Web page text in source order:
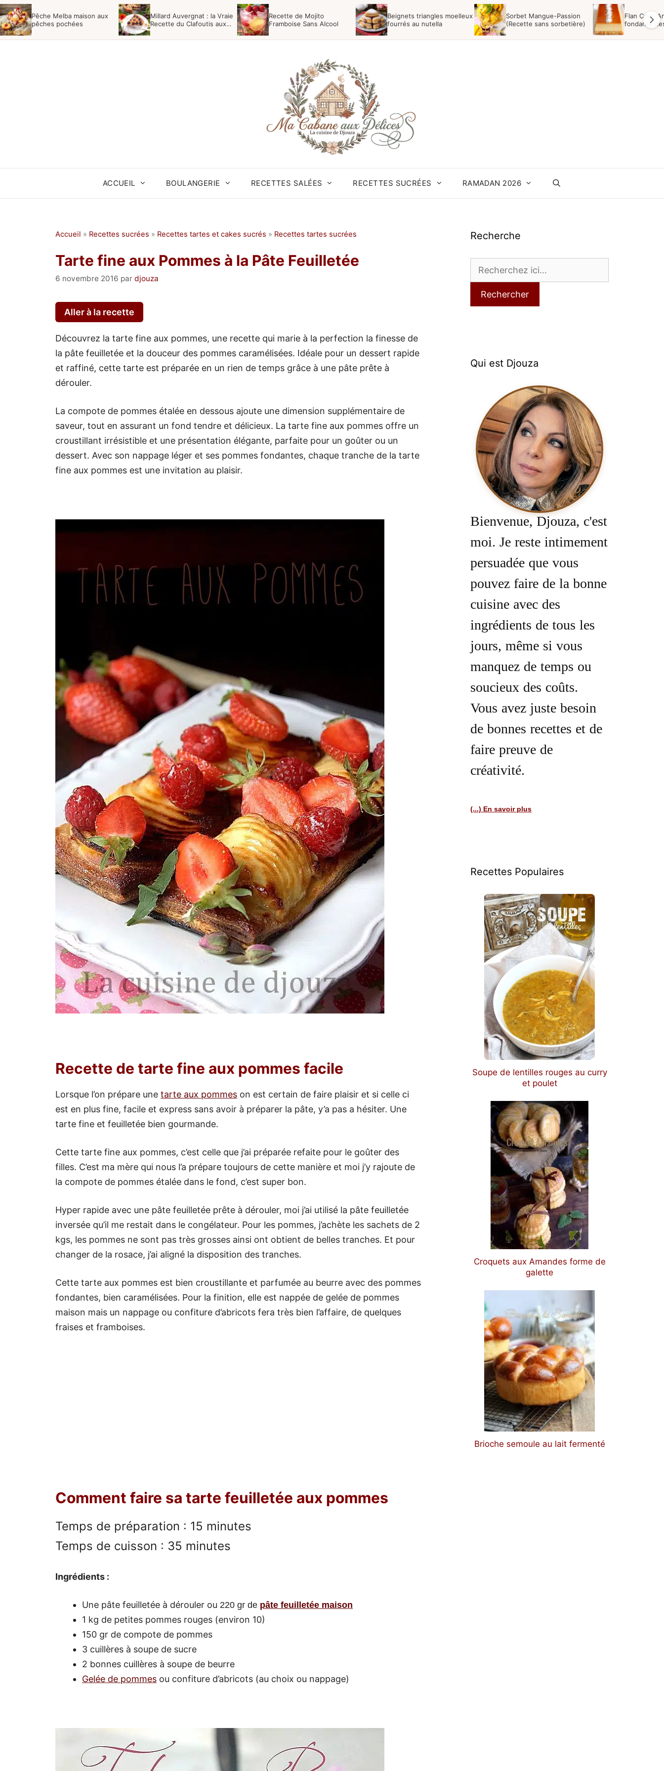
Aller
au
contenu
Pêche Melba maison aux
pêches pochées
Millard Auvergnat : la Vraie
Recette du Clafoutis aux
Recette de Mojito
Framboise Sans Alcool
Beignets triangles moelleux
fourrés au nutella
Sorbet Mangue-Passion
(Recette sans sorbetière)
Flan Coco
fondante
ACCUEIL BOULANGERIE RECETTES SALÉES RECETTES SUCRÉES RAMADAN 2026
Accueil » Recettes sucrées » Recettes tartes et cakes sucrés » Recettes tartes sucrées
Tarte fine aux Pommes à la Pâte Feuilletée
6 novembre 2016 par djouza
Aller à la recette
Découvrez la tarte fine aux pommes, une recette qui marie à la perfection la finesse de
la pâte feuilletée et la douceur des pommes caramélisées. Idéale pour un dessert rapide
et raffiné, cette tarte est préparée en un rien de temps grâce à une pâte prête à
dérouler.
La compote de pommes étalée en dessous ajoute une dimension supplémentaire de
saveur, tout en assurant un fond tendre et délicieux. La tarte fine aux pommes offre un
croustillant irrésistible et une présentation élégante, parfaite pour un goûter ou un
dessert. Avec son nappage léger et ses pommes fondantes, chaque tranche de la tarte
fine aux pommes est une invitation au plaisir.
Recette de tarte fine aux pommes facile
Lorsque l’on prépare une tarte aux pommes on est certain de faire plaisir et si celle ci
est en plus fine, facile et express sans avoir à préparer la pâte, y’a pas a hésiter. Une
tarte fine et feuilletée bien gourmande.
Cette tarte fine aux pommes, c’est celle que j’ai préparée refaite pour le goûter des
filles. C’est ma mère qui nous l’a prépare toujours de cette manière et moi j’y rajoute de
la compote de pommes étalée dans le fond, c’est super bon.
Hyper rapide avec une pâte feuilletée prête à dérouler, moi j’ai utilisé la pâte feuilletée
inversée qu’il me restait dans le congélateur. Pour les pommes, j’achète les sachets de 2
kgs, les pommes ne sont pas très grosses ainsi ont obtient de belles tranches. Et pour
changer de la rosace, j’ai aligné la disposition des tranches.
Cette tarte aux pommes est bien croustillante et parfumée au beurre avec des pommes
fondantes, bien caramélisées. Pour la finition, elle est nappée de gelée de pommes
maison mais un nappage ou confiture d’abricots fera très bien l’affaire, de quelques
fraises et framboises.
Comment faire sa tarte feuilletée aux pommes
Temps de préparation : 15 minutes
Temps de cuisson : 35 minutes
Ingrédients :
Une pâte feuilletée à dérouler ou 220 gr de pâte feuilletée maison
1 kg de petites pommes rouges (environ 10)
150 gr de compote de pommes
3 cuillères à soupe de sucre
2 bonnes cuillères à soupe de beurre
Gelée de pommes ou confiture d’abricots (au choix ou nappage)
Recherche
Rechercher
Qui est Djouza
Bienvenue, Djouza, c'est
moi. Je reste intimement
persuadée que vous
pouvez faire de la bonne
cuisine avec des
ingrédients de tous les
jours, même si vous
manquez de temps ou
soucieux des coûts.
Vous avez juste besoin
de bonnes recettes et de
faire preuve de
créativité.
(...) En savoir plus
Recettes Populaires
Soupe de lentilles rouges au curry
et poulet
Croquets aux Amandes forme de
galette
Brioche semoule au lait fermenté